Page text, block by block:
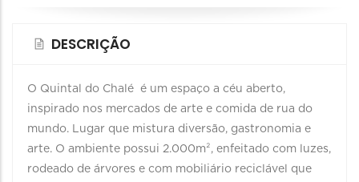
DESCRIÇÃO
O Quintal do Chalé é um espaço a céu aberto,
inspirado nos mercados de arte e comida de rua do
mundo. Lugar que mistura diversão, gastronomia e
arte. O ambiente possui 2.000m², enfeitado com luzes,
rodeado de árvores e com mobiliário reciclável que